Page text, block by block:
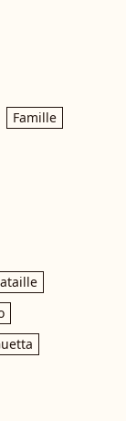
Famille